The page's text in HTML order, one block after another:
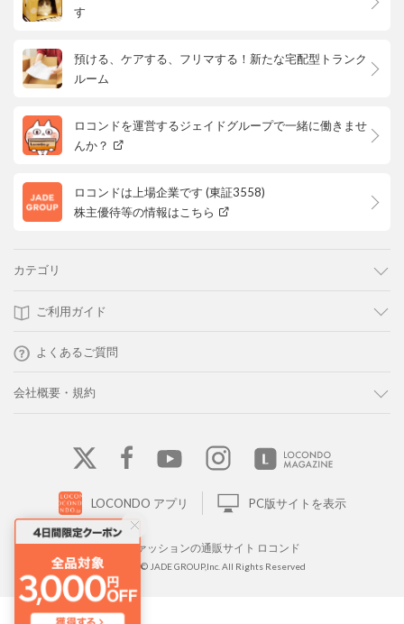
す
預ける、ケアする、フリマする！新たな宅配型トランク
ルーム
ロコンドを運営するジェイドグループで一緒に働きませ
んか？
ロコンドは上場企業です (東証3558)
株主優待等の情報はこちら
カテゴリ
ご利用ガイド
よくあるご質問
会社概要・規約
LOCONDO アプリ PC版サイトを表示
靴とファッションの通販サイト ロコンド
Copyright © JADE GROUP,Inc. All Rights Reserved